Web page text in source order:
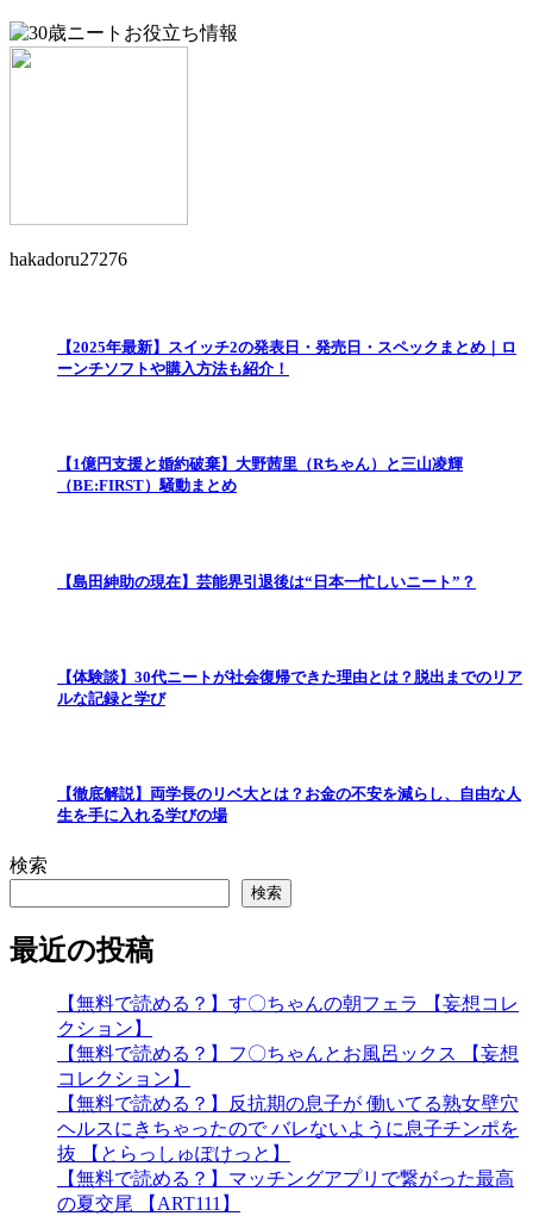
hakadoru27276
【2025年最新】スイッチ2の発表日・発売日・スペックまとめ｜ロ
ーンチソフトや購入方法も紹介！
【1億円支援と婚約破棄】大野茜里（Rちゃん）と三山凌輝
（BE:FIRST）騒動まとめ
【島田紳助の現在】芸能界引退後は“日本一忙しいニート”？
【体験談】30代ニートが社会復帰できた理由とは？脱出までのリア
ルな記録と学び
【徹底解説】両学長のリベ大とは？お金の不安を減らし、自由な人
生を手に入れる学びの場
検索
検索
最近の投稿
【無料で読める？】す〇ちゃんの朝フェラ 【妄想コレ
クション】
【無料で読める？】フ〇ちゃんとお風呂ックス 【妄想
コレクション】
【無料で読める？】反抗期の息子が 働いてる熟女壁穴
ヘルスにきちゃったので バレないように息子チンポを
抜 【とらっしゅぽけっと】
【無料で読める？】マッチングアプリで繋がった最高
の夏交尾 【ART111】